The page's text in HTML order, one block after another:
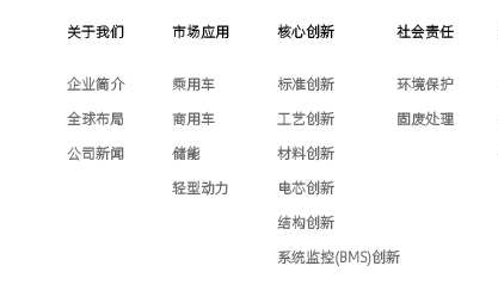
关于我们
企业简介
全球布局
公司新闻
市场应用
乘用车
商用车
储能
轻型动力
核心创新
标准创新
工艺创新
材料创新
电芯创新
结构创新
系统监控(BMS)创新
社会责任
环境保护
固废处理